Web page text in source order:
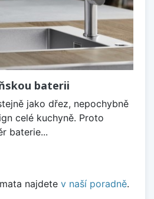
baterii
jako dřez, nepochybně
celé kuchyně. Proto
baterie...
najdete v naší poradně.